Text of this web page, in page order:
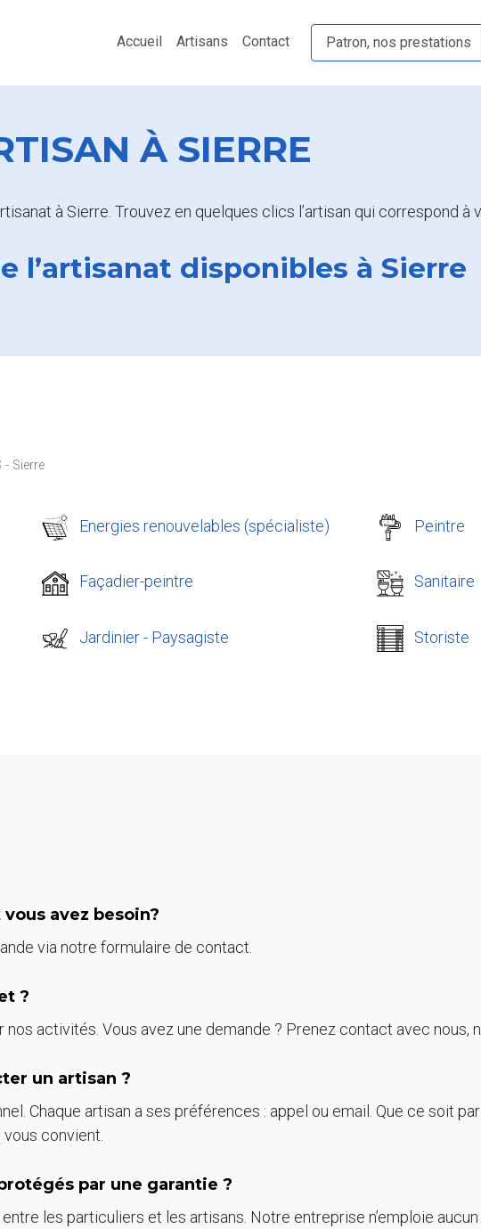
Accueil Artisans Contact Patron, nos prestations
À SIERRE
à Sierre. Trouvez en quelques clics l’artisan qui correspond à
l’artisanat disponibles à Sierre
- Sierre
Energies renouvelables (spécialiste)
Façadier-peintre
Jardinier - Paysagiste
Peintre
Sanitaire
Storiste
avez besoin?
via notre formulaire de contact.
?
activités. Vous avez une demande ? Prenez contact avec nous,
un artisan ?
Chaque artisan a ses préférences : appel ou email. Que ce soit
convient.
par une garantie ?
les particuliers et les artisans. Notre entreprise n’emploie